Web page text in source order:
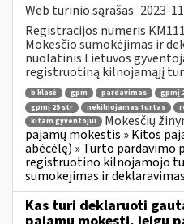
Web turinio sąrašas 2023-
Registracijos numeris
Mokesčio sumokėjimas ir
nuolatinis Lietuvos
registruotiną kilnojamąjį
b klasė gpm pardavimas gpmį
gpmį 25 str
nekilnojamas turtas
kitam gyventojui
Mokesčių
pajamų mokestis » Kitos
abėcėlę) » Turto pardavimo
registruotino kilnojamojo
sumokėjimas ir deklaravimas
Kas turi deklaruoti